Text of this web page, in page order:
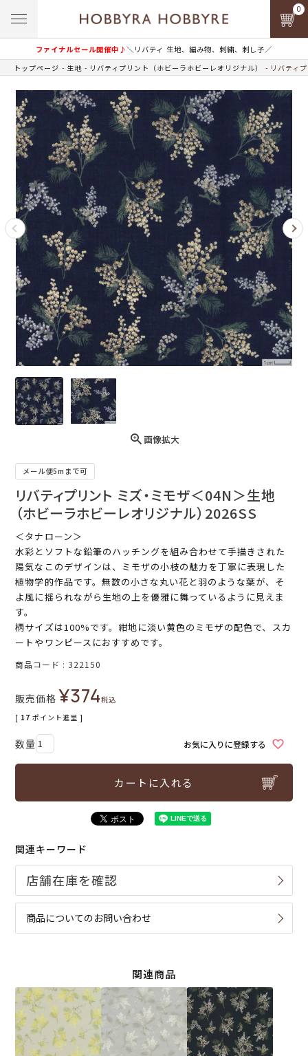
ファイナルセール開催中♪＼リバティ 生地、編み物、刺繍、刺し子／
0
トップページ 生地 リバティプリント（ホビーラホビーレオリジナル） リバティ
画像拡大
メール便5mまで可
リバティプリント ミズ・ミモザ＜04N＞生地
（ホビーラホビーレオリジナル）2026SS
＜タナローン＞
水彩とソフトな鉛筆のハッチングを組み合わせて手描きされた
陽気なこのデザインは、ミモザの小枝の魅力を丁寧に表現した
植物学的作品です。無数の小さな丸い花と羽のような葉が、そ
よ風に揺られながら生地の上を優雅に舞っているように見えま
す。
柄サイズは100%です。紺地に淡い黄色のミモザの配色で、スカ
ートやワンピースにおすすめです。
商品コード 322150
販売価格 ¥374税込
[ 17 ポイント進呈 ]
お気に入りに登録する
カートに入れる
関連キーワード
商品についてのお問い合わせ
関連商品